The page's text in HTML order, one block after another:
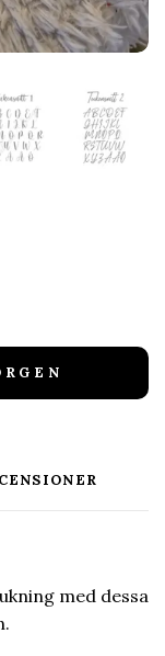
med dessa